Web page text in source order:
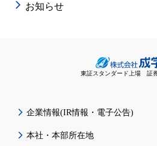
お知らせ
東証スタンダード上場 証
企業情報(IR情報・電子公告)
本社・本部所在地